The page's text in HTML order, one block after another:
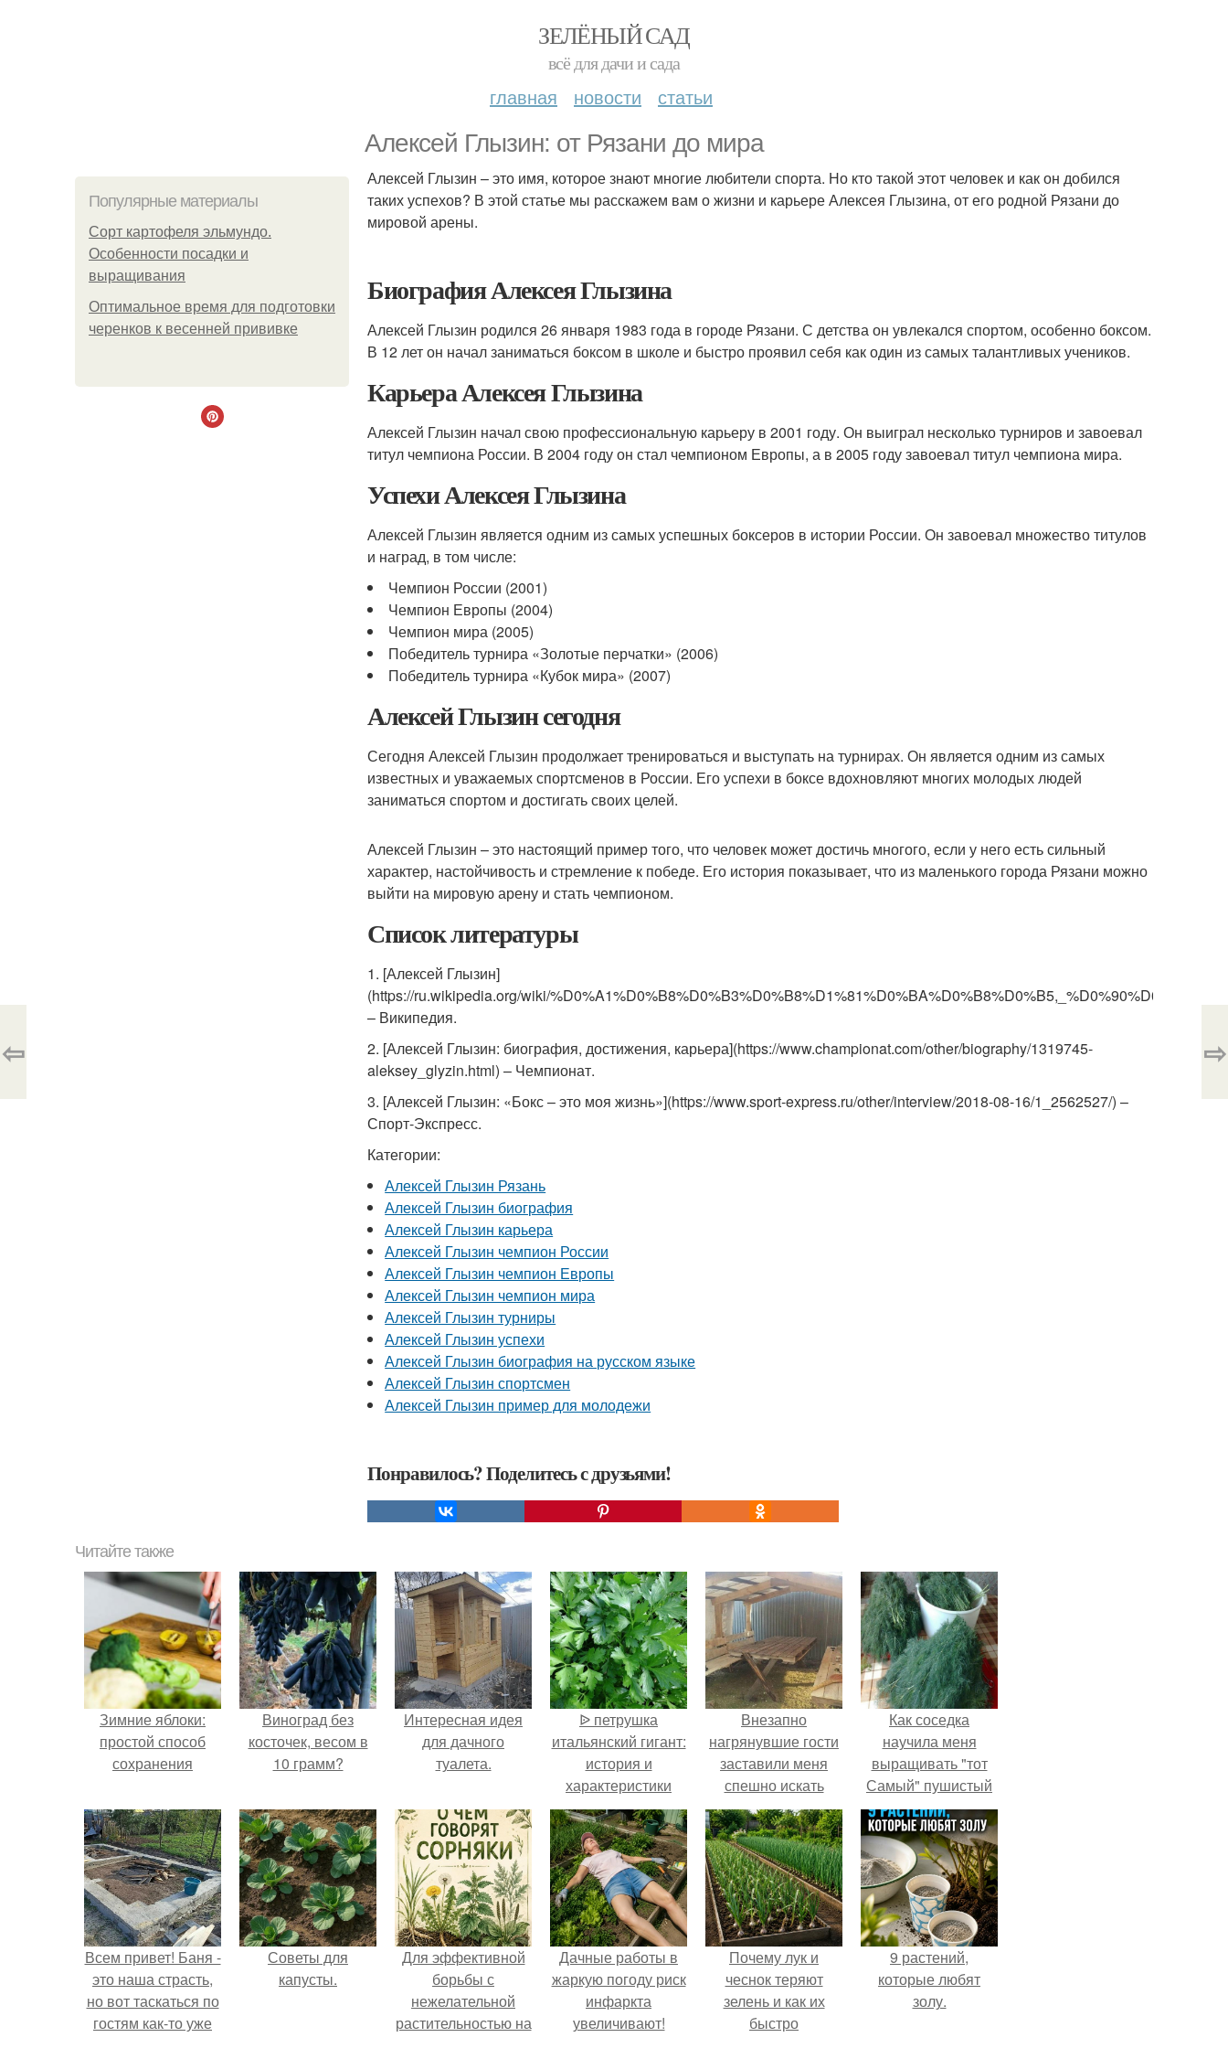
ЗЕЛЁНЫЙ САД
всё для дачи и сада
главная новости статьи
Алексей Глызин: от Рязани до мира
Популярные материалы
Сорт картофеля эльмундо.
Особенности посадки и
выращивания
Оптимальное время для подготовки
черенков к весенней прививке
Алексей Глызин – это имя, которое знают многие любители спорта. Но кто такой этот человек и как он добился
таких успехов? В этой статье мы расскажем вам о жизни и карьере Алексея Глызина, от его родной Рязани до
мировой арены.
Биография Алексея Глызина
Алексей Глызин родился 26 января 1983 года в городе Рязани. С детства он увлекался спортом, особенно боксом.
В 12 лет он начал заниматься боксом в школе и быстро проявил себя как один из самых талантливых учеников.
Карьера Алексея Глызина
Алексей Глызин начал свою профессиональную карьеру в 2001 году. Он выиграл несколько турниров и завоевал
титул чемпиона России. В 2004 году он стал чемпионом Европы, а в 2005 году завоевал титул чемпиона мира.
Успехи Алексея Глызина
Алексей Глызин является одним из самых успешных боксеров в истории России. Он завоевал множество титулов
и наград, в том числе:
Чемпион России (2001)
Чемпион Европы (2004)
Чемпион мира (2005)
Победитель турнира «Золотые перчатки» (2006)
Победитель турнира «Кубок мира» (2007)
Алексей Глызин сегодня
Сегодня Алексей Глызин продолжает тренироваться и выступать на турнирах. Он является одним из самых
известных и уважаемых спортсменов в России. Его успехи в боксе вдохновляют многих молодых людей
заниматься спортом и достигать своих целей.
Алексей Глызин – это настоящий пример того, что человек может достичь многого, если у него есть сильный
характер, настойчивость и стремление к победе. Его история показывает, что из маленького города Рязани можно
выйти на мировую арену и стать чемпионом.
Список литературы
1. [Алексей Глызин]
(https://ru.wikipedia.org/wiki/
– Википедия.
2. [Алексей Глызин: биография, достижения, карьера](https://www.championat.com/other/biography/1319745-
aleksey_glyzin.html) – Чемпионат.
3. [Алексей Глызин: «Бокс – это моя жизнь»](https://www.sport-express.ru/other/interview/2018-08-16/1_2562527/) –
Спорт-Экспресс.
Категории:
Алексей Глызин Рязань
Алексей Глызин биография
Алексей Глызин карьера
Алексей Глызин чемпион России
Алексей Глызин чемпион Европы
Алексей Глызин чемпион мира
Алексей Глызин турниры
Алексей Глызин успехи
Алексей Глызин биография на русском языке
Алексей Глызин спортсмен
Алексей Глызин пример для молодежи
Понравилось? Поделитесь с друзьями!
⇦ ⇨
Читайте также
Зимние яблоки:
простой способ
сохранения
Виноград без
косточек, весом в
10 грамм?
Интересная идея
для дачного
туалета.
ᐉ петрушка
итальянский гигант:
история и
характеристики
Внезапно
нагрянувшие гости
заставили меня
спешно искать
решение, так как на
обстоятельный
ремонт времени
катастрофически не
хватало.
Как соседка
научила меня
выращивать "тот
Самый" пушистый
укроп.
Всем привет! Баня -
это наша страсть,
но вот таскаться по
гостям как-то уже
Советы для
капусты.
Для эффективной
борьбы с
нежелательной
растительностью на
Дачные работы в
жаркую погоду риск
инфаркта
увеличивают!
Почему лук и
чеснок теряют
зелень и как их
быстро
9 растений,
которые любят
золу.